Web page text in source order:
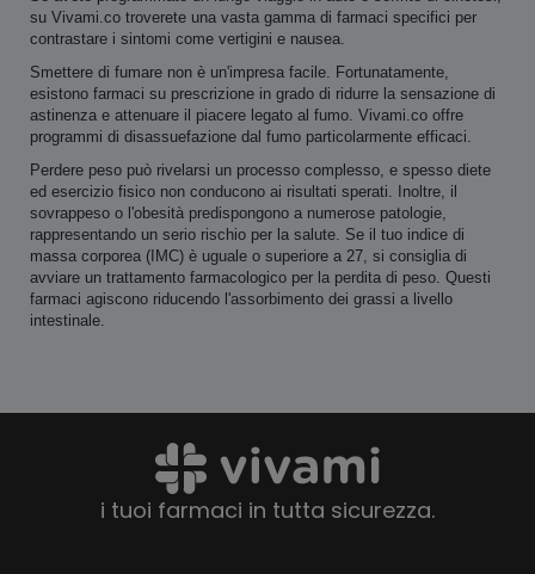
su Vivami.co troverete una vasta gamma di farmaci specifici per
contrastare i sintomi come vertigini e nausea.
Smettere di fumare non è un'impresa facile. Fortunatamente,
esistono farmaci su prescrizione in grado di ridurre la sensazione di
astinenza e attenuare il piacere legato al fumo. Vivami.co offre
programmi di disassuefazione dal fumo particolarmente efficaci.
Perdere peso può rivelarsi un processo complesso, e spesso diete
ed esercizio fisico non conducono ai risultati sperati. Inoltre, il
sovrappeso o l'obesità predispongono a numerose patologie,
rappresentando un serio rischio per la salute. Se il tuo indice di
massa corporea (IMC) è uguale o superiore a 27, si consiglia di
avviare un trattamento farmacologico per la perdita di peso. Questi
farmaci agiscono riducendo l'assorbimento dei grassi a livello
intestinale.
i tuoi farmaci in tutta sicurezza.